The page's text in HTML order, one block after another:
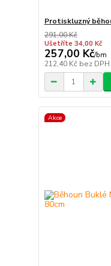
Protiskluzný
291,00 Kč
Ušetříte 34,00 Kč
257,00 Kč/bm
212,40 Kč bez DPH
Akce